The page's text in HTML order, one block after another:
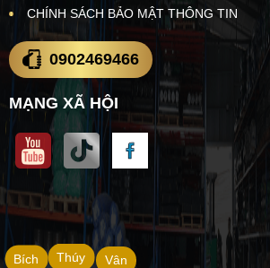
CHÍNH SÁCH BẢO MẬT THÔNG TIN
0902469466
MẠNG XÃ HỘI
Vân
Thúy
Bích